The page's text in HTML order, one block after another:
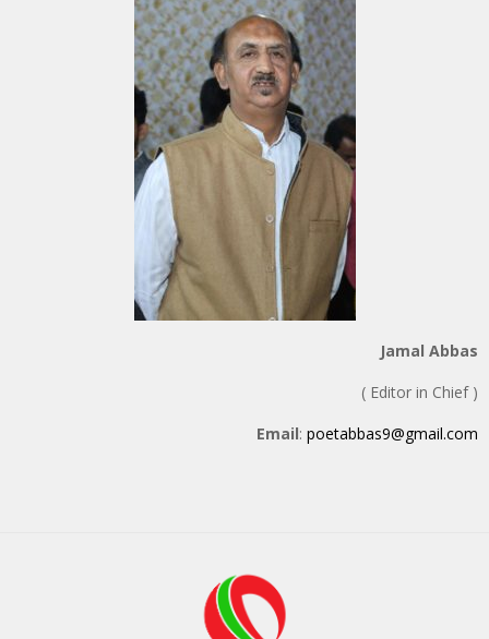
Jamal Abbas
( Editor in Chief )
Email: poetabbas9@gmail.com